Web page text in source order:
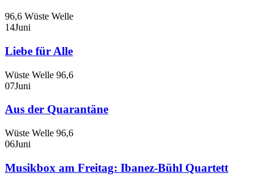
96,6 Wüste Welle
14Juni
Liebe für Alle
Wüste Welle 96,6
07Juni
Aus der Quarantäne
Wüste Welle 96,6
06Juni
Musikbox am Freitag: Ibanez-Bühl Quartett